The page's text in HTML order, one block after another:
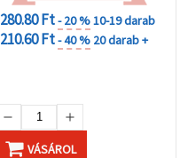
280.80 Ft- 20 %10-19 darab
210.60 Ft- 40 % 20 darab +
VÁSÁROL